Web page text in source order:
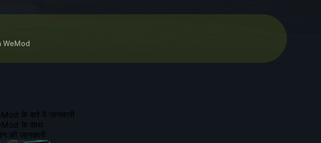
WeMod
के बारे में जानकारी
के साथ
की जानकारी